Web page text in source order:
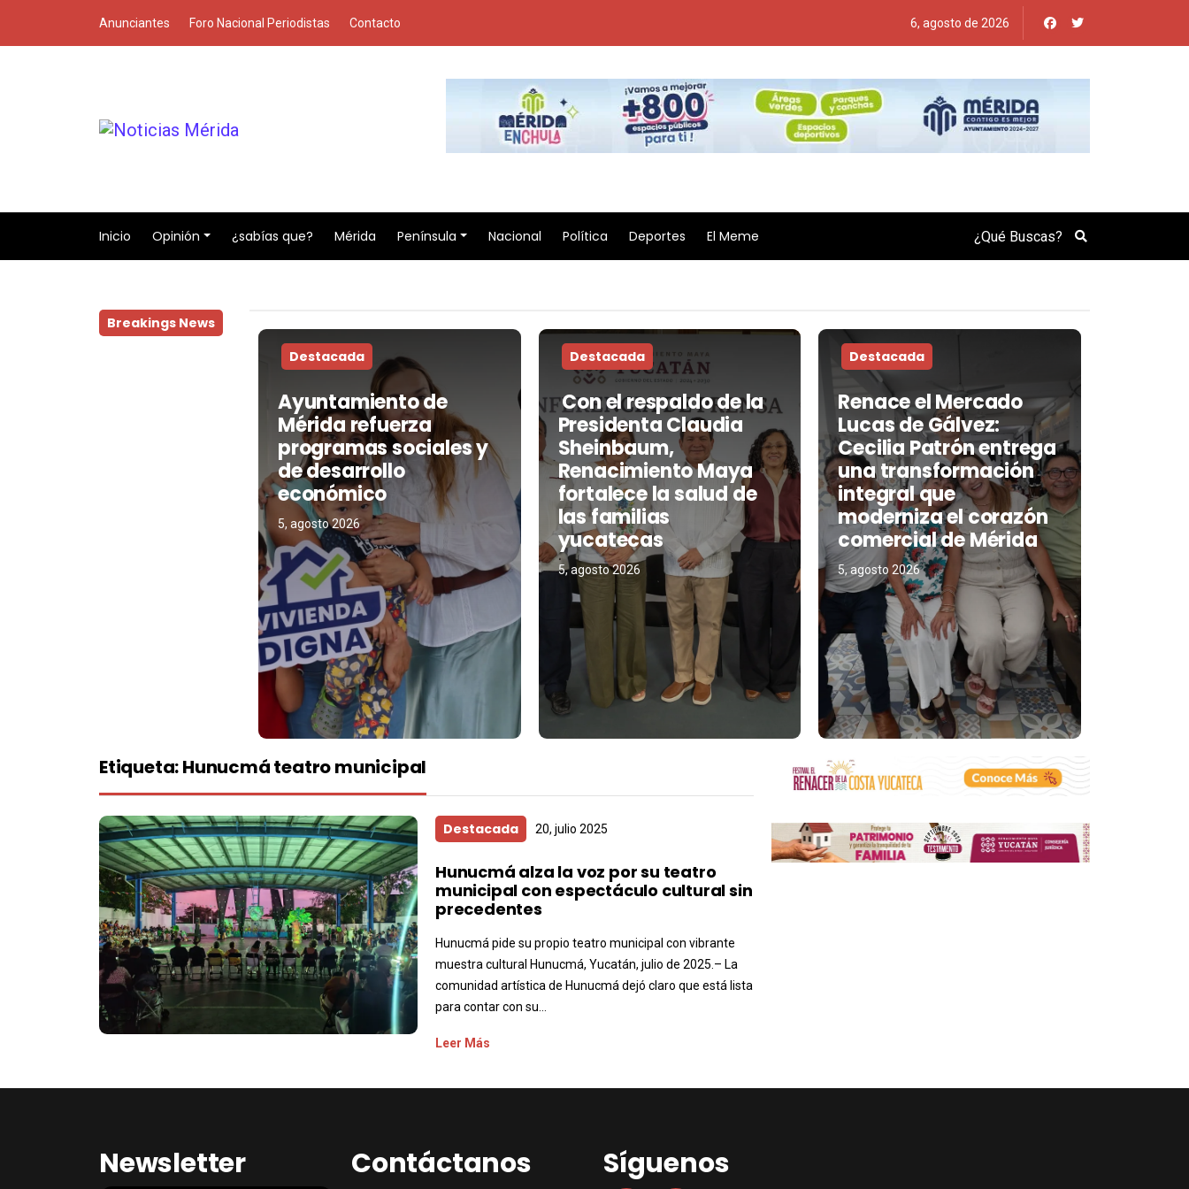
Anunciantes Foro Nacional Periodistas Contacto 6, agosto de 2026
Inicio Opinión ¿sabías que? Mérida Península Nacional Política Deportes El Meme Search
Breakings News
Destacada
Ayuntamiento de
Mérida refuerza
programas sociales y
de desarrollo
económico
5, agosto 2026
Destacada
Con el respaldo de la
Presidenta Claudia
Sheinbaum,
Renacimiento Maya
fortalece la salud de
las familias
yucatecas
5, agosto 2026
Destacada
Renace el Mercado
Lucas de Gálvez:
Cecilia Patrón entrega
una transformación
integral que
moderniza el corazón
comercial de Mérida
5, agosto 2026
Etiqueta:Hunucmá teatro municipal
Destacada 20, julio 2025
Hunucmá alza la voz por su teatro
municipal con espectáculo cultural sin
precedentes
Hunucmá pide su propio teatro municipal con vibrante
muestra cultural Hunucmá, Yucatán, julio de 2025.– La
comunidad artística de Hunucmá dejó claro que está lista
para contar con su...
Leer Más
Newsletter Contáctanos Síguenos